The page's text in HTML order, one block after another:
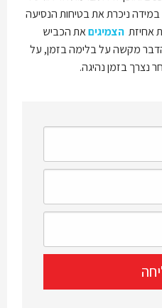
ניכרת את בטיחות הנסיעה
אחיזתהצמיגיםאת הכביש
מקשה על בלימה בזמן, על
נצרך בזמן נהיגה.